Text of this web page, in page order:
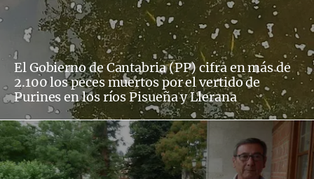
El Gobierno de Cantabria (PP) cifra en más de
2.100 los peces muertos por el vertido de
Purines en los ríos Pisueña y Llerana